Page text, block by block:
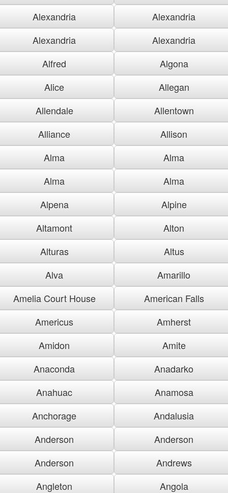
Alexandria
Alexandria
Alexandria
Alexandria
Alfred
Algona
Alice
Allegan
Allendale
Allentown
Alliance
Allison
Alma
Alma
Alma
Alma
Alpena
Alpine
Altamont
Alton
Alturas
Altus
Alva
Amarillo
Amelia Court House
American Falls
Americus
Amherst
Amidon
Amite
Anaconda
Anadarko
Anahuac
Anamosa
Anchorage
Andalusia
Anderson
Anderson
Anderson
Andrews
Angleton
Angola